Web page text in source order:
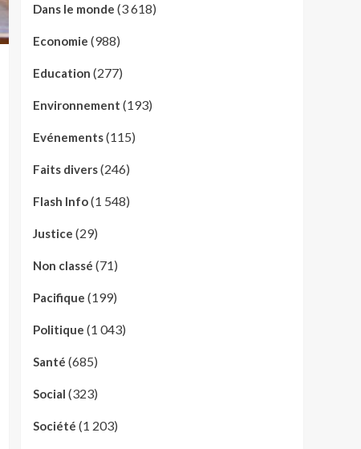
Dans le monde (3 618)
Economie (988)
Education (277)
Environnement (193)
Evénements(115)
Faits divers(246)
Flash Info(1 548)
Justice (29)
Non classé (71)
Pacifique (199)
Politique (1 043)
Santé (685)
Social (323)
Société (1 203)